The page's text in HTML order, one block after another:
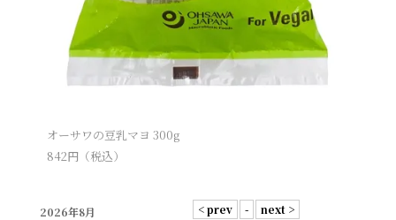
オーサワの豆乳マヨ 300g
842円（税込）
2026年8月